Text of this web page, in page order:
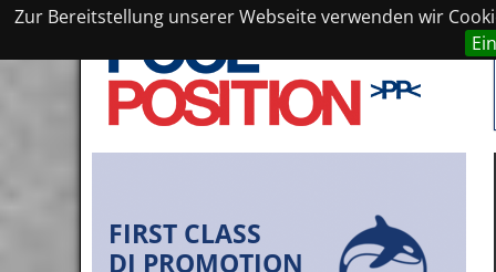
Zur Bereitstellung unserer Webseite verwenden wir
FIRST CLASS
DJ PROMOTION